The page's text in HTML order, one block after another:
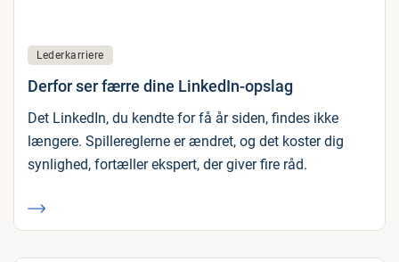
Lederkarriere
Derfor ser færre dine LinkedIn-opslag
Det LinkedIn, du kendte for få år siden, findes ikke
længere. Spillereglerne er ændret, og det koster dig
synlighed, fortæller ekspert, der giver fire råd.